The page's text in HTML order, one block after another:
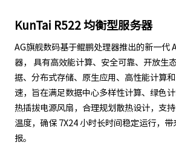
KunTai R522 均衡型服务器
AG旗舰数码基于鲲鹏处理器推出的新一代
器， 具有高效能计算、安全可靠、开放生
据、分布式存储、原生应用、高性能计算
速，旨在满足数据中心多样性计算、绿色
热插拔电源风扇，合理规划散热设计，支
温度，确保 7X24 小时长时间稳定运行，
报。